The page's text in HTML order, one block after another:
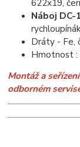
622x19,
Náboj DC-
Dráty - Fe,
Hmotnost :
Montáž a
odborném